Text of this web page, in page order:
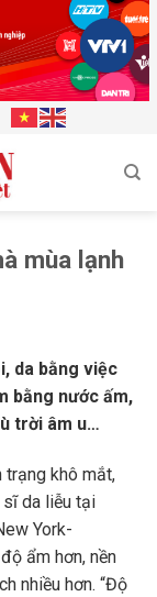
mùa lạnh
da bằng việc
bằng nước ấm,
trời âm u…
trạng khô mắt,
sĩ da liễu tại
York-
ẩm hơn, nền
nhiều hơn. “Độ